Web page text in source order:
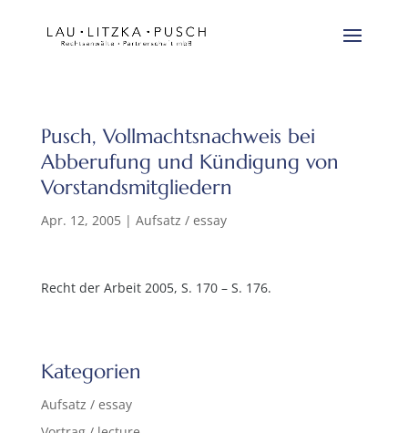
Pusch, Vollmachtsnachweis bei
Abberufung und Kündigung von
Vorstandsmitgliedern
Apr. 12, 2005| Aufsatz / essay
Recht der Arbeit 2005, S. 170 – S. 176.
Kategorien
Aufsatz / essay